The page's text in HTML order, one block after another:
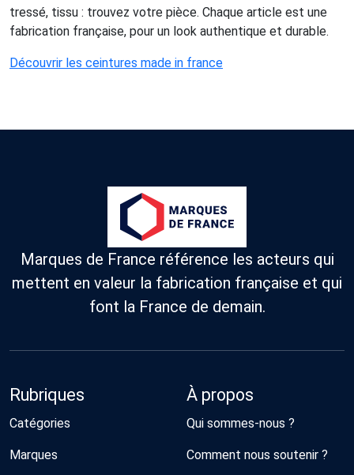
tressé, tissu : trouvez votre pièce. Chaque article est une
fabrication française, pour un look authentique et durable.
Découvrir les ceintures made in france
Marques de France référence les acteurs qui
mettent en valeur la fabrication française et qui
font la France de demain.
Rubriques
Catégories
Marques
À propos
Qui sommes-nous ?
Comment nous soutenir ?